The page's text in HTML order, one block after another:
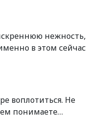
нежность,
в этом сейчас
воплотиться. Не
понимаете…